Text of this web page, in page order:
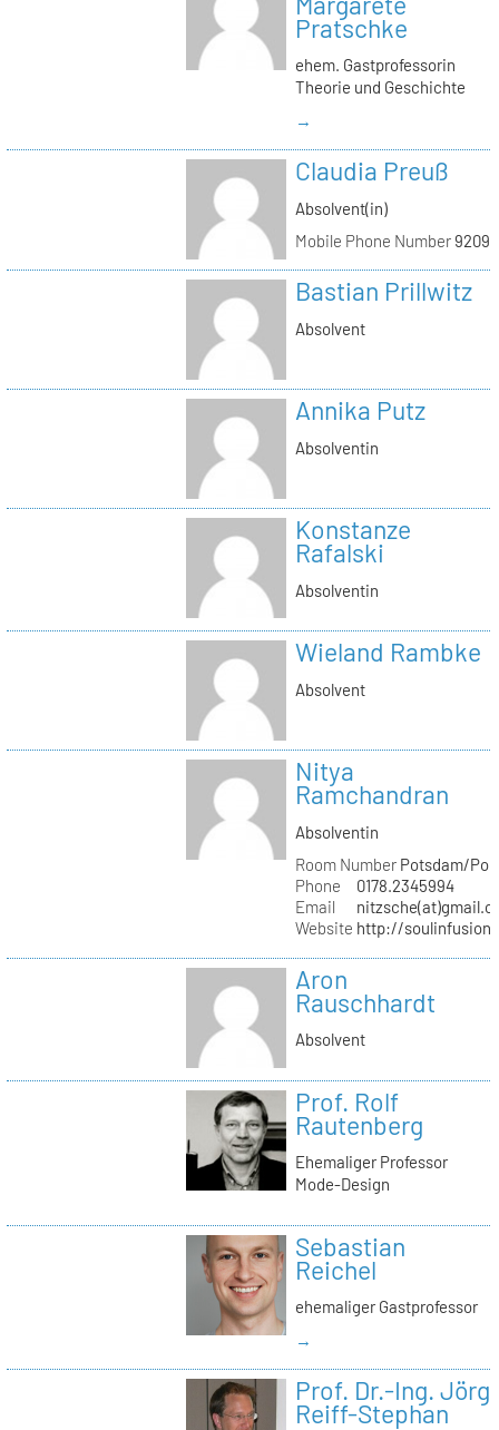
Pratschke
ehem. Gastprofessorin
Theorie und Geschichte
→
Claudia Preuß
Absolvent(in)
Mobile Phone Number
Bastian Prillwitz
Absolvent
Annika Putz
Absolventin
Konstanze
Rafalski
Absolventin
Wieland Rambke
Absolvent
Nitya
Ramchandran
Absolventin
Room NumberPotsdam/
Phone
0178.2345994
Email
Website http://
Aron
Rauschhardt
Absolvent
Prof. Rolf
Rautenberg
Ehemaliger Professor
Mode-Design
Sebastian
Reichel
ehemaliger Gastprofessor
→
Prof. Dr.-Ing. Jörg
Reiff-Stephan